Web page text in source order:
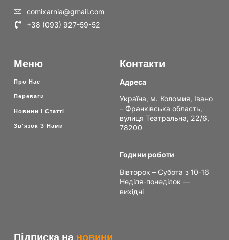
comixarnia@gmail.com
+38 (093) 927-59-52
Меню
Про Нас
Переваги
Новини І Статті
Зв'язок З Нами
Контакти
Адреса
Україна, м. Коломия, Івано
– Франківська область,
вулиця Театральна, 22/6,
78200
Години роботи
Вівторок – Субота з 10-16
Неділя-понеділок —
вихідні
Підписка на новини